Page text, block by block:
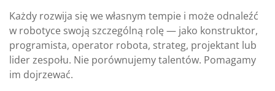
Każdy rozwija się we własnym tempie i może odnaleźć
w robotyce swoją szczególną rolę — jako konstruktor,
programista, operator robota, strateg, projektant lub
lider zespołu. Nie porównujemy talentów. Pomagamy
im dojrzewać.